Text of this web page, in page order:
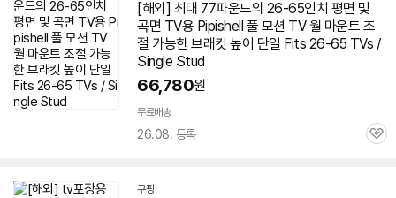
[해외] 최대 77파운드의 26-65인치 평면 및
곡면 TV용 Pipishell 풀 모션 TV월 마운트 조
절 가능한 브래킷 높이 단일 Fits 26-65 TVs /
Single Stud
66,780원
무료배송
26.08. 등록
관
쿠팡